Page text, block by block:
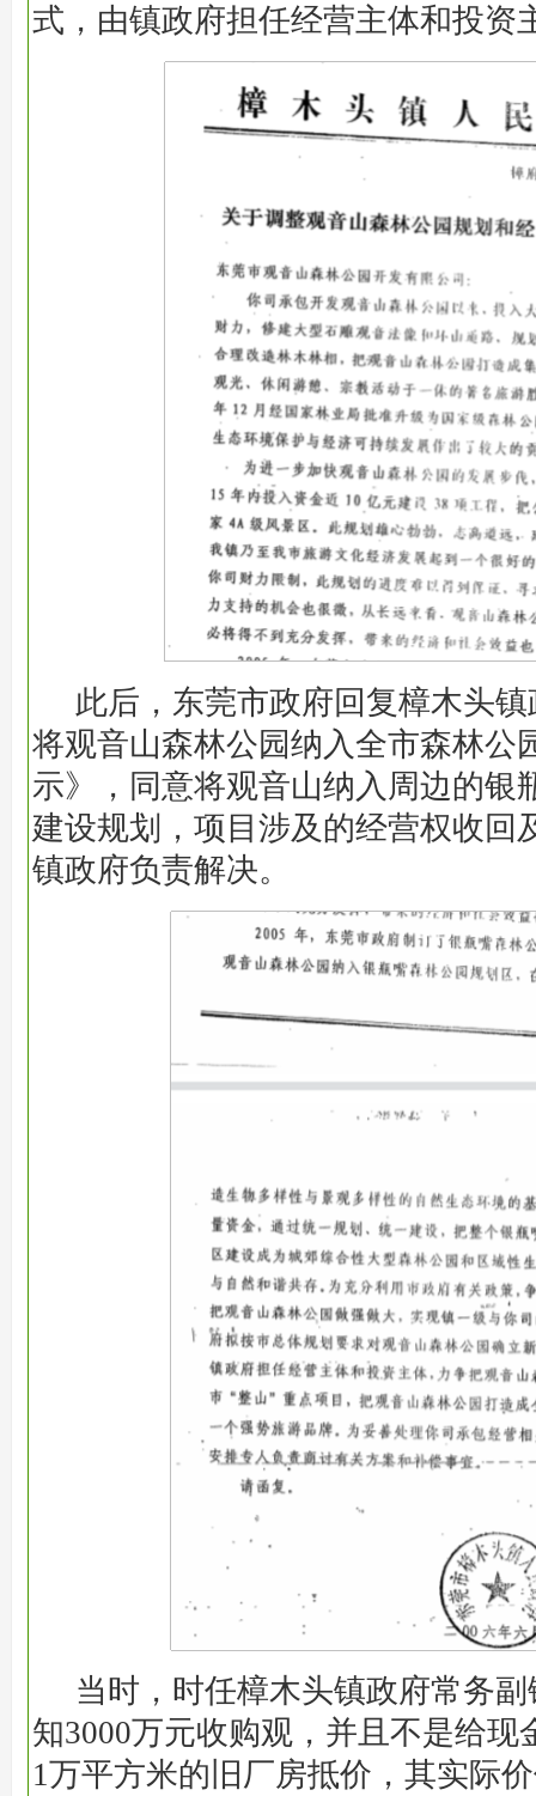
式，由镇政府担任经营主体和投资
此后，东莞市政府回复樟木头
将观音山森林公园纳入全市森林公
示》，同意将观音山纳入周边的银
建设规划，项目涉及的经营权收回
镇政府负责解决。
当时，时任樟木头镇政府常务
知3000万元收购观，并且不是给现
1万平方米的旧厂房抵价，其实际